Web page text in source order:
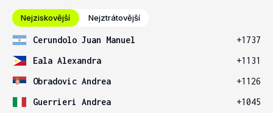
Nejziskovější Nejztrátovější
Cerundolo Juan Manuel
+1737
Eala Alexandra
+1131
Obradovic Andrea
+1126
Guerrieri Andrea
+1045